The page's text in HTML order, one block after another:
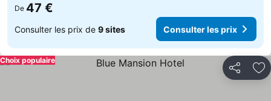
De 47 €
Consulter les prix de 9 sites Consulter les prix
Partager
Choix populaire